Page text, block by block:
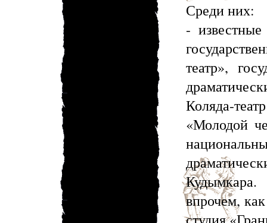
Среди них:
-
театр»,
Коляда-
«Молодой
впрочем,